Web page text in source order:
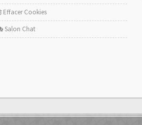
Effacer Cookies
Salon Chat